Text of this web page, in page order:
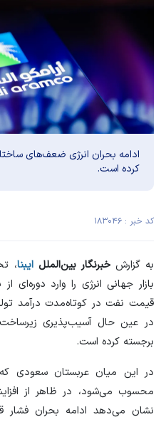
ادامه بحران انرژی ضعف‌های
کرده‌ است.
کد خبر : ۱۸۳۰۴۶
به گزارشخبرنگار بین‌الملل ایبنا،
بازار جهانی انرژی را وارد
قیمت نفت در کوتاه‌مدت درآمد
در عین حال آسیب‌پذیری
برجسته کرده است.
در این میان عربستان سعودی
محسوب می‌شود، در ظاهر از
نشان می‌دهد ادامه بحران فشار